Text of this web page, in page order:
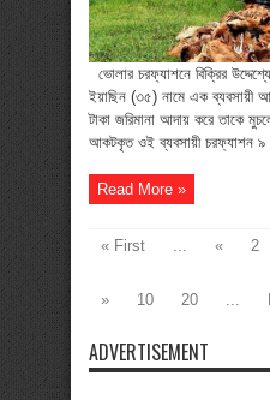
ভোলার চরফ্যাশনে বিক্রির
ইয়াছিন (৩৫) নামে এক ব্যবসায়ী
টাকা জরিমানা আদায় করে তাকে
আকটকৃত ওই ব্যবসায়ী চরফ্যাশন ৯
Read More »
« First ... « 2
»
10 20 ...
ADVERTISEMENT